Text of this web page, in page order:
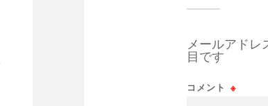
メールアドレ
目です
コメント ※